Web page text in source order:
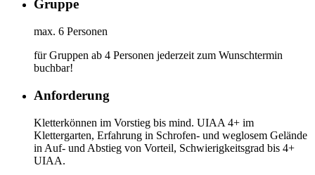
Gruppe
max. 6 Personen
für Gruppen ab 4 Personen jederzeit zum Wunschtermin
buchbar!
Anforderung
Kletterkönnen im Vorstieg bis mind. UIAA 4+ im
Klettergarten, Erfahrung in Schrofen- und weglosem Gelände
in Auf- und Abstieg von Vorteil, Schwierigkeitsgrad bis 4+
UIAA.